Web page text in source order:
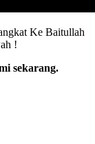
Ke Baitullah
!
sekarang.